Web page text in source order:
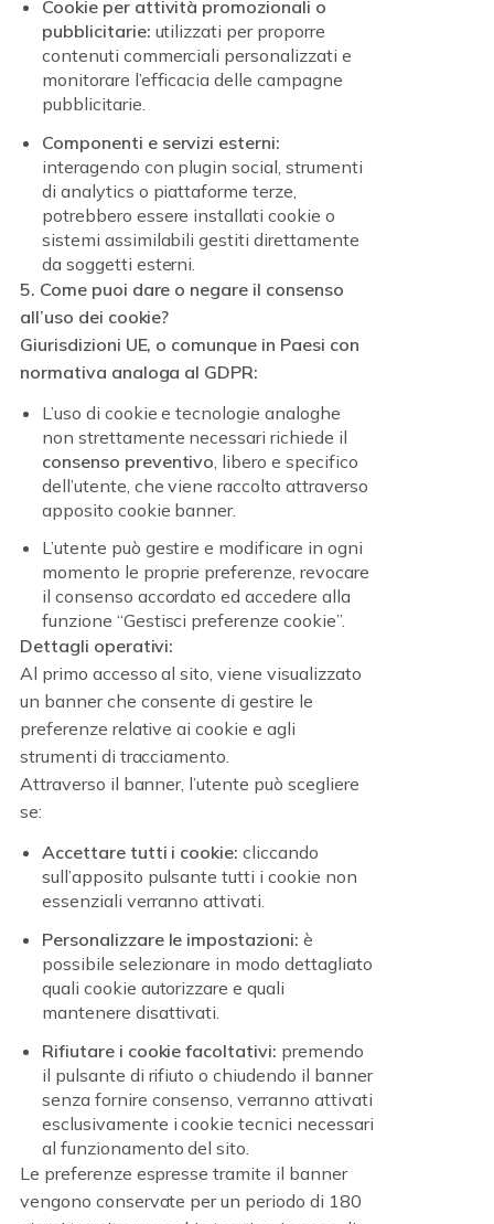
Cookie per attività promozionali o
pubblicitarie: utilizzati per proporre
contenuti commerciali personalizzati e
monitorare l’efficacia delle campagne
pubblicitarie.
Componenti e servizi esterni:
interagendo con plugin social, strumenti
di analytics o piattaforme terze,
potrebbero essere installati cookie o
sistemi assimilabili gestiti direttamente
da soggetti esterni.
5. Come puoi dare o negare il consenso
all’uso dei cookie?
Giurisdizioni UE, o comunque in Paesi con
normativa analoga al GDPR:
L’uso di cookie e tecnologie analoghe
non strettamente necessari richiede il
consenso preventivo , libero e specifico
dell’utente, che viene raccolto attraverso
apposito cookie banner.
L’utente può gestire e modificare in ogni
momento le proprie preferenze, revocare
il consenso accordato ed accedere alla
funzione “Gestisci preferenze cookie”.
Dettagli operativi:
Al primo accesso al sito, viene visualizzato
un banner che consente di gestire le
preferenze relative ai cookie e agli
strumenti di tracciamento.
Attraverso il banner, l’utente può scegliere
se:
Accettare tutti i cookie: cliccando
sull’apposito pulsante tutti i cookie non
essenziali verranno attivati.
Personalizzare le impostazioni: è
possibile selezionare in modo dettagliato
quali cookie autorizzare e quali
mantenere disattivati.
Rifiutare i cookie facoltativi: premendo
il pulsante di rifiuto o chiudendo il banner
senza fornire consenso, verranno attivati
esclusivamente i cookie tecnici necessari
al funzionamento del sito.
Le preferenze espresse tramite il banner
vengono conservate per un periodo di 180